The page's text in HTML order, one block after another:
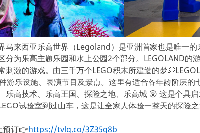
马来西亚乐高世界（Legoland）是亚洲首家也是唯一
分为乐高主题乐园和水上公园2个部分。LEGOLAND的
刺激的游戏。由三千万个LEGO积木所建造的梦
游乐设施、表演节目及景点。这里有适合各年龄阶层的
乐高技术、乐高王国、探险之地、乐高城 😲 这是个具
试验室到过山车，这是让全家人体验一整天的探险之
预订👉https://tvlg.co/3Z35g8b